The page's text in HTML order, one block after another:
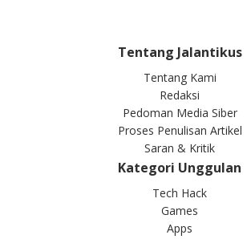
Tentang Jalantikus
Tentang Kami
Redaksi
Pedoman Media Siber
Proses Penulisan Artikel
Saran & Kritik
Kategori Unggulan
Tech Hack
Games
Apps